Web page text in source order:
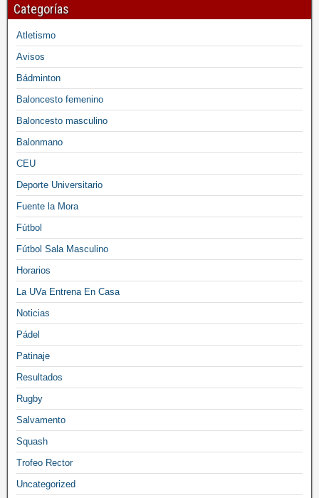
Categorías
Atletismo
Avisos
Bádminton
Baloncesto femenino
Baloncesto masculino
Balonmano
CEU
Deporte Universitario
Fuente la Mora
Fútbol
Fútbol Sala Masculino
Horarios
La UVa Entrena En Casa
Noticias
Pádel
Patinaje
Resultados
Rugby
Salvamento
Squash
Trofeo Rector
Uncategorized